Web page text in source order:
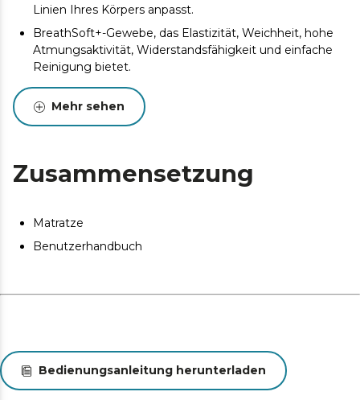
Linien Ihres Körpers anpasst.
BreathSoft+-Gewebe, das Elastizität, Weichheit, hohe
Atmungsaktivität, Widerstandsfähigkeit und einfache
Reinigung bietet.
Die Matratze wird gerollt und vakuumverpackt
geliefert, um den Transport der Matratze auf die
bequemste Art und Weise zu ermöglichen.
Mehr sehen
Zusammensetzung
Matratze
Benutzerhandbuch
Bedienungsanleitung herunterladen